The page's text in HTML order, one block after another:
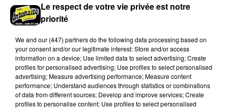
8 août 2026
LUISANT - SPECTACLE : COMBAT
CHORÉGRAPHIÉ
Vendredi 28 mai 2027 à 20h30 à la salle André Malraux
de Luisant : Combat chorégraphié. Spectacle-
conférence. Par la Compagnie Armata.
Le respect de votre vie privée est notre
priorité
We and our (447) partnersdo the following data processing based on
your consent and/or our legitimate interest: Store and/or access
information on a device; Use limited data to select advertising; Create
profiles for personalised advertising; Use profiles to select personalised
advertising; Measure advertising performance; Measure content
performance; Understand audiences through statistics or combinations
of data from different sources; Develop and improve services; Create
profiles to personalise content; Use profiles to select personalised